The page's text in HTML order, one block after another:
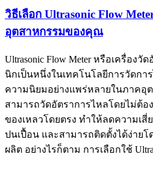
วิธีเลือก Ultrasonic Flow
อุตสาหกรรมของคุณ
Ultrasonic Flow Meter หรือเครื่อง
นิกเป็นหนึ่งในเทคโนโลยีการวัดกา
ความนิยมอย่างแพร่หลายในภาค
สามารถวัดอัตราการไหลโดยไม่ต้อ
ของเหลวโดยตรง ทำให้ลดความเสี่
ปนเปื้อน และสามารถติดตั้งได้ง่าย
ผลิต อย่างไรก็ตาม การเลือกใช้